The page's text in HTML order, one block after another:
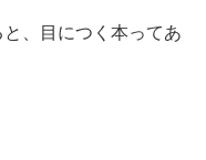
、目につく本ってあ